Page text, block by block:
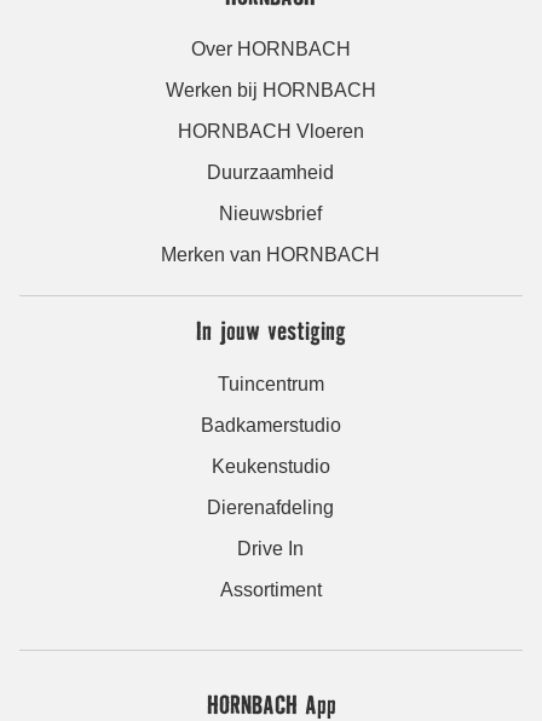
Over HORNBACH
Werken bij HORNBACH
HORNBACH Vloeren
Duurzaamheid
Nieuwsbrief
Merken van HORNBACH
In jouw vestiging
Tuincentrum
Badkamerstudio
Keukenstudio
Dierenafdeling
Drive In
Assortiment
HORNBACH App